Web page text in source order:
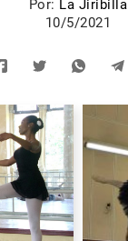
Por: La Jiribilla
10/5/2021